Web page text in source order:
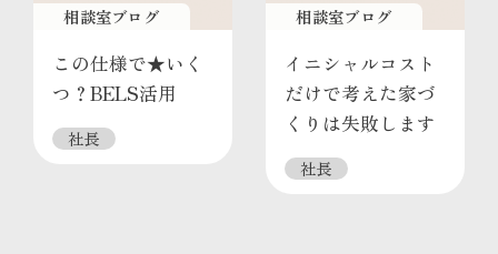
相談室ブログ
この仕様で★いく
つ？BELS活用
社長
相談室ブログ
イニシャルコスト
だけで考えた家づ
くりは失敗します
社長